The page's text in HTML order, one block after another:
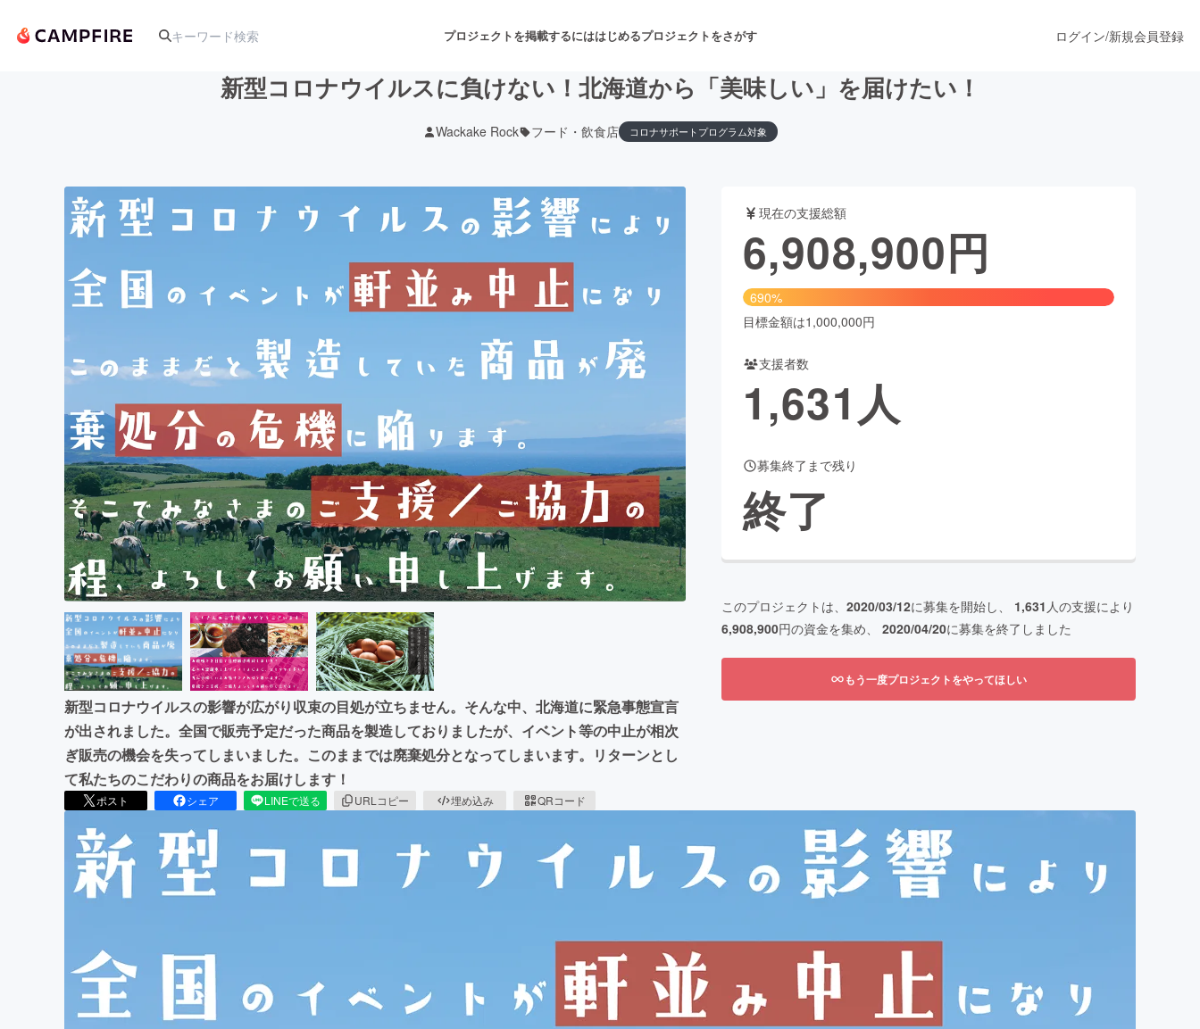
プロジェクトを掲載するにははじめるプロジェクトをさがす
アート・写真 音楽 舞台・パフォーマンス
ゲーム・サービス開発 フード・飲食店 ファッション
書籍・雑誌出版
ビジネス・起業 チャレンジ ビューティー・ヘルスケア
まちづくり・地域活性化
CAMPFIRE for Social GoodCAMPFIRE Creation
CAMPFIREふるさと納税machi-ya コミュニティ
ログイン/新規会員登録
新型コロナウイルスに負けない！北海道から「美味しい」を届けたい！
Wackake Rock フード・飲食店 コロナサポートプログラム対象
新型コロナウイルスの影響が広がり収束の目処が立ちません。そんな中、北海道に緊急事態宣言
が出されました。全国で販売予定だった商品を製造しておりましたが、イベント等の中止が相次
ぎ販売の機会を失ってしまいました。このままでは廃棄処分となってしまいます。リターンとし
て私たちのこだわりの商品をお届けします！
ポスト シェア LINEで送る URLコピー 埋め込み QRコード
現在の支援総額
6,908,900円
690%
目標金額は1,000,000円
支援者数
1,631人
募集終了まで残り
終了
このプロジェクトは、 2020/03/12に募集を開始し、 1,631 人の支援により
6,908,900円の資金を集め、 2020/04/20に募集を終了しました
もう一度プロジェクトをやってほしい